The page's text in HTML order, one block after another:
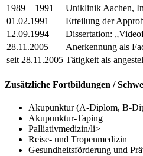
1989 – 1991
Uniklinik Aachen,
01.02.1991
Erteilung der
12.09.1994
Dissertation:
28.11.2005
Anerkennung als
seit 28.11.2005 Tätigkeit als
Zusätzliche Fortbildungen /
Akupunktur (A-Diplom, B-
Akupunktur-Taping
Palliativmedizin/li>
Reise- und Tropenmedizin
Gesundheitsförderung und